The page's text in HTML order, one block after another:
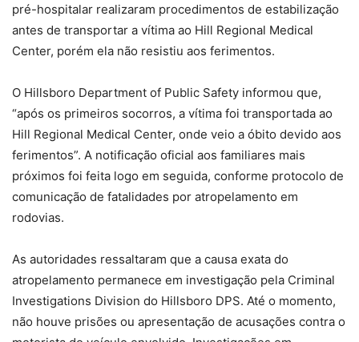
pré-hospitalar realizaram procedimentos de estabilização
antes de transportar a vítima ao Hill Regional Medical
Center, porém ela não resistiu aos ferimentos.
O Hillsboro Department of Public Safety informou que,
“após os primeiros socorros, a vítima foi transportada ao
Hill Regional Medical Center, onde veio a óbito devido aos
ferimentos”. A notificação oficial aos familiares mais
próximos foi feita logo em seguida, conforme protocolo de
comunicação de fatalidades por atropelamento em
rodovias.
As autoridades ressaltaram que a causa exata do
atropelamento permanece em investigação pela Criminal
Investigations Division do Hillsboro DPS. Até o momento,
não houve prisões ou apresentação de acusações contra o